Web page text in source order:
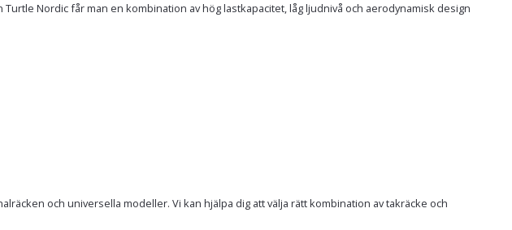
Nordic får man en kombination av hög lastkapacitet, låg ljudnivå och aerodynamisk design
och universella modeller. Vi kan hjälpa dig att välja rätt kombination av takräcke och